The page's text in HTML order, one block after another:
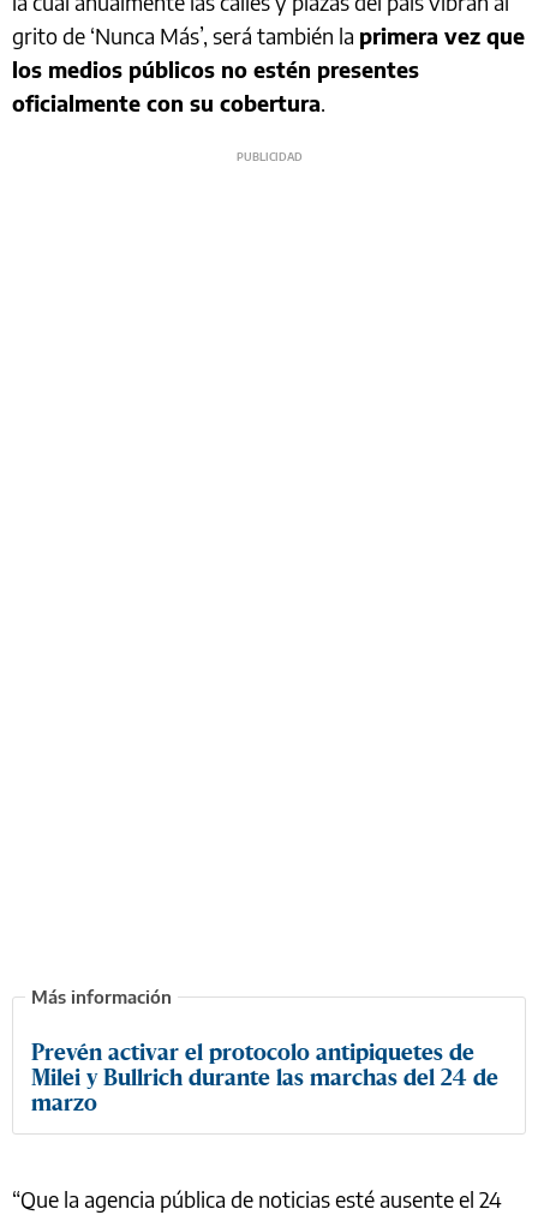
grito de ‘Nunca Más’, será también la primera vez que
los medios públicos no estén presentes
oficialmente con su cobertura.
Prevén activar el protocolo antipiquetes de
Milei y Bullrich durante las marchas del 24 de
marzo
“Que la agencia pública de noticias esté ausente el 24